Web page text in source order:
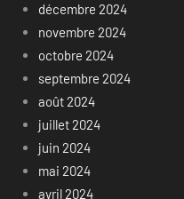
décembre 2024
novembre 2024
octobre 2024
septembre 2024
août 2024
juillet 2024
juin 2024
mai 2024
avril 2024